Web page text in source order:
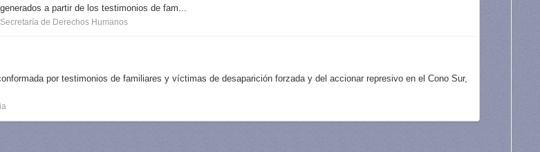
generados a partir de los testimonios de fam...
Secretaría de Derechos Humanos
por testimonios de familiares y víctimas de desaparición forzada y del accionar represivo en el Cono Sur,